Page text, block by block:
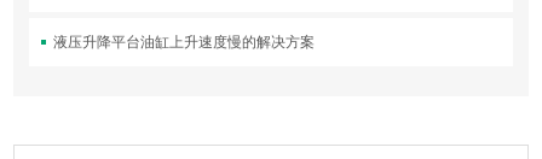
液压升降平台油缸上升速度慢的解决方案